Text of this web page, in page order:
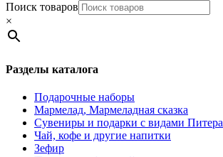
Поиск товаров
×
Разделы каталога
Подарочные наборы
Мармелад, Мармеладная сказка
Сувениры и подарки с видами Питера
Чай, кофе и другие напитки
Зефир